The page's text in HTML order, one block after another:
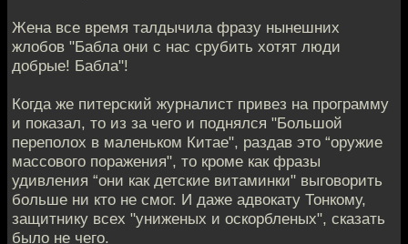
Жена все время талдычила фразу нынешних
жлобов "Бабла они с нас срубить хотят люди
добрые! Бабла"!
Когда же питерский журналист привез на программу
и показал, то из за чего и поднялся "Большой
переполох в маленьком Китае", раздав это “оружие
массового поражения", то кроме как фразы
удивления “они как детские витаминки" выговорить
больше ни кто не смог. И даже адвокату Тонкому,
защитнику всех "униженых и оскорбленых", сказать
было не чего.